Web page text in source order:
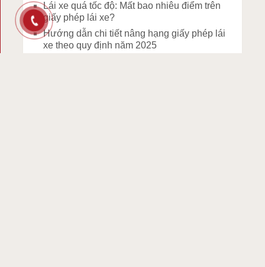
Lái xe quá tốc độ: Mất bao nhiêu điểm trên
giấy phép lái xe?
Hướng dẫn chi tiết nâng hạng giấy phép lái
xe theo quy định năm 2025